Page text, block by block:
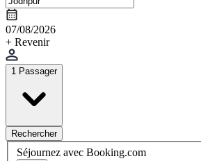
07/08/2026
+ Revenir
1 Passager
Rechercher
Séjournez avec Booking.com